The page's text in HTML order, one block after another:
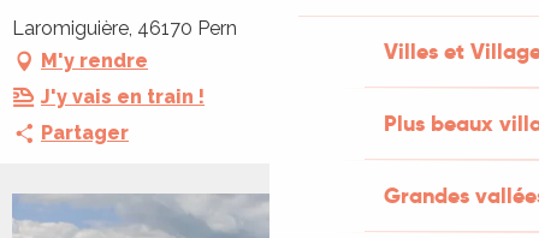
Villes et
Plus beaux
Grandes
Laromiguière, 46170 Pern
M'y rendre
J'y vais en train !
Partager
+1 PHOTO